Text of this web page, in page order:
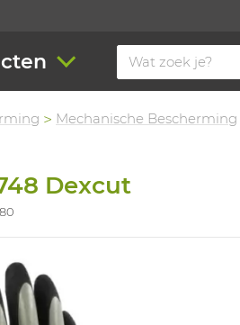
Mechanische Bescherming
Dexcut